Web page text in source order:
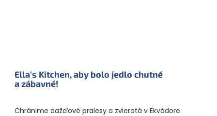
Ella's Kitchen, aby bolo jedlo chutné
a zábavné!
Chránime dažďové pralesy a zvieratá v Ekvádore